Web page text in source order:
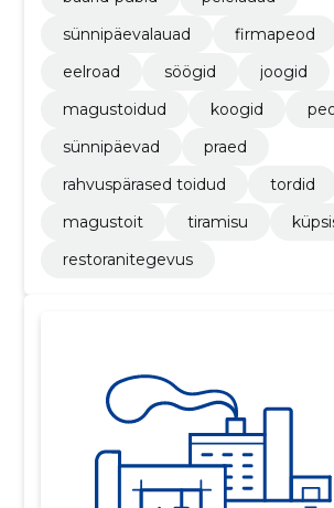
sünnipäevalauad
firmapeod
eelroad
söögid
joogid
magustoidud
koogid
sünnipäevad
praed
rahvuspärased toidud
tordid
magustoit
tiramisu
restoranitegevus